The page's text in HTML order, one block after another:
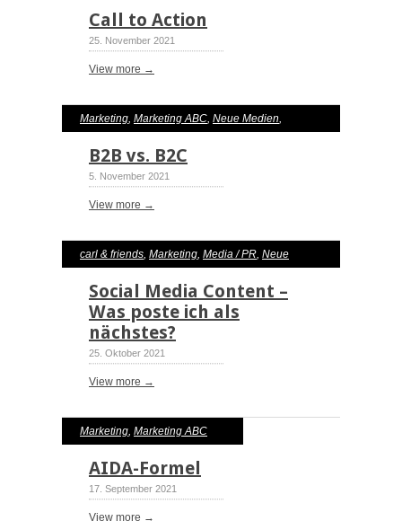
Social Media
Call to Action
25. November 2021
View more →
Marketing, Marketing ABC, Neue Medien,
B2B vs. B2C
5. November 2021
View more →
carl & friends, Marketing, Media / PR, Neue
, Social Media
Social Media Content –
Was poste ich als
nächstes?
25. Oktober 2021
View more →
Marketing, Marketing ABC
AIDA-Formel
17. September 2021
View more →